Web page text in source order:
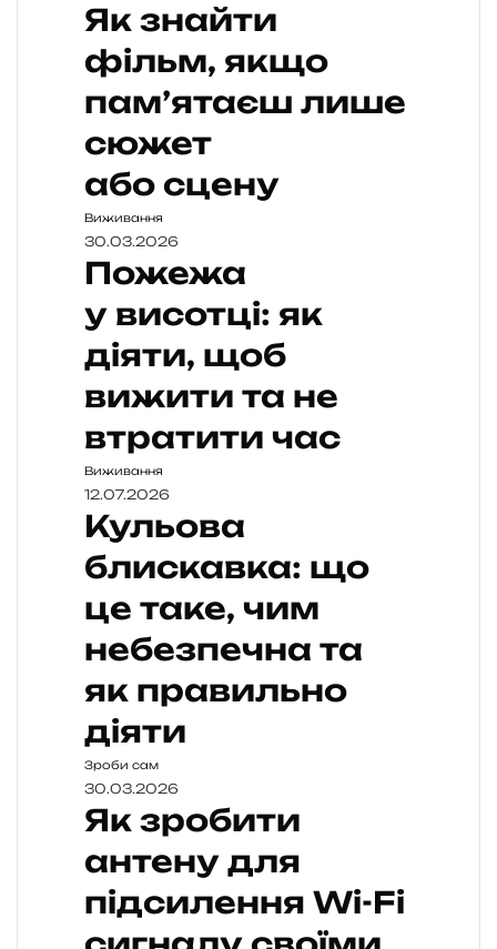
Як знайти
фільм, якщо
пам’ятаєш лише
сюжет
або сцену
Виживання
30.03.2026
Пожежа
у висотці: як
діяти, щоб
вижити та не
втратити час
Виживання
12.07.2026
Кульова
блискавка: що
це таке, чим
небезпечна та
як правильно
діяти
Зроби сам
30.03.2026
Як зробити
антену для
підсилення Wi-Fi